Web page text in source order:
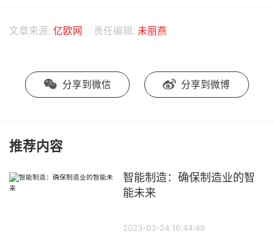
文章来源: 亿欧网 责任编辑: 未丽燕
分享到微信 分享到微博
推荐内容
智能制造：确保制造业的智
能未来
2023-03-24 16:44:49